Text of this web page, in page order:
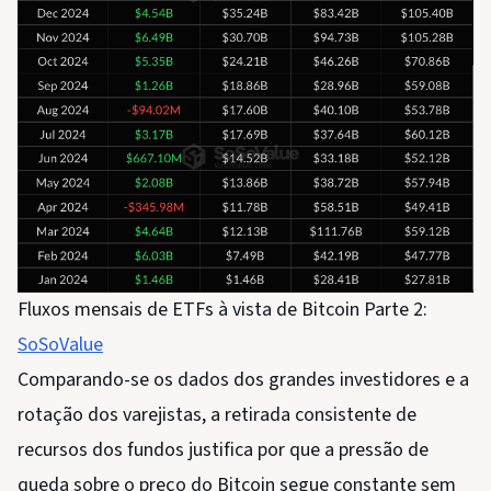
Fluxos mensais de ETFs à vista de Bitcoin Parte 2:
SoSoValue
Comparando-se os dados dos grandes investidores e a
rotação dos varejistas, a retirada consistente de
recursos dos fundos justifica por que a pressão de
queda sobre o preço do Bitcoin segue constante sem